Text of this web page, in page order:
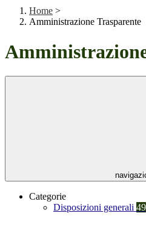
Home >
Amministrazione Trasparente
Categorie
Disposizioni generali 49